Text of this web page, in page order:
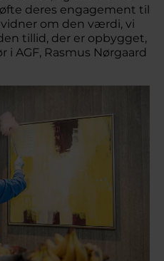
deres engagement til
om den værdi, vi
tillid, der er opbygget,
AGF, Rasmus Nørgaard